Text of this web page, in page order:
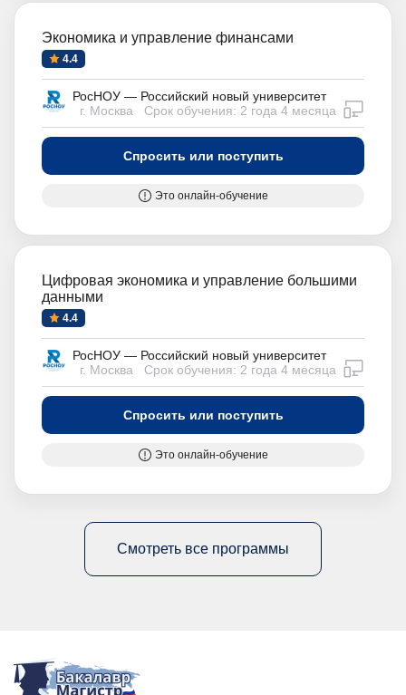
Экономика и управление финансами
4.4
РосНОУ — Российский новый университет
г. Москва
Срок обучения: 2 года 4 месяца
Спросить или поступить
Это онлайн-обучение
Цифровая экономика и управление большими
данными
4.4
РосНОУ — Российский новый университет
г. Москва
Срок обучения: 2 года 4 месяца
Спросить или поступить
Это онлайн-обучение
Смотреть все программы